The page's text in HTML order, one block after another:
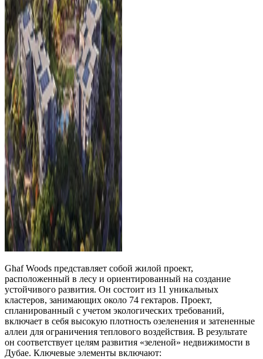
Ghaf Woods представляет собой жилой проект,
расположенный в лесу и ориентированный на создание
устойчивого развития. Он состоит из 11 уникальных
кластеров, занимающих около 74 гектаров. Проект,
спланированный с учетом экологических требований,
включает в себя высокую плотность озеленения и затененные
аллеи для ограничения теплового воздействия. В результате
он соответствует целям развития «зеленой» недвижимости в
Дубае. Ключевые элементы включают: